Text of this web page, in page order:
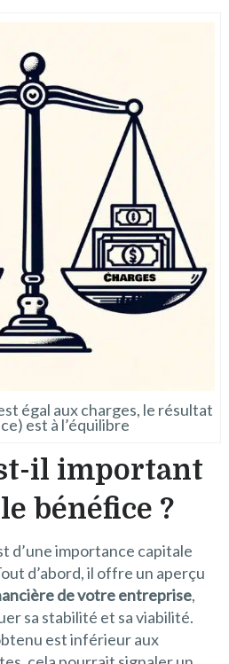
égal aux charges, le résultat
est à l’équilibre
il important
bénéfice ?
d’une importance capitale
d’abord, il offre un aperçu
de votre entreprise,
sa stabilité et sa viabilité.
est inférieur aux